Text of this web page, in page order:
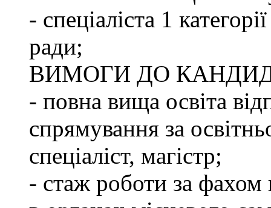
- спеціаліста 1
ради;
ВИМОГИ ДО
- повна вища освіта
спрямування за
спеціаліст, магістр;
- стаж роботи за фахом